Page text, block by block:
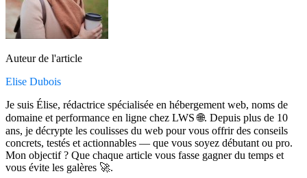
Auteur de l'article
Elise Dubois
Je suis Élise, rédactrice spécialisée en hébergement web, noms de
domaine et performance en ligne chez LWS 🌐. Depuis plus de 10
ans, je décrypte les coulisses du web pour vous offrir des conseils
concrets, testés et actionnables — que vous soyez débutant ou pro.
Mon objectif ? Que chaque article vous fasse gagner du temps et
vous évite les galères 🚀.